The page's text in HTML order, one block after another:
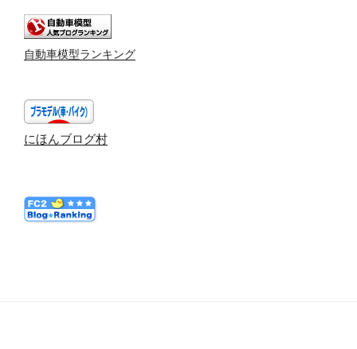
自動車模型ランキング
にほんブログ村